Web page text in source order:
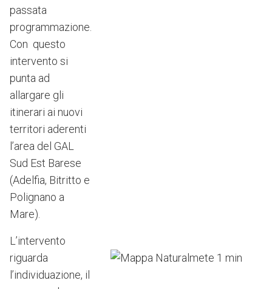
passata
programmazione.
Con questo
intervento si
punta ad
allargare gli
itinerari ai nuovi
territori aderenti
l’area del GAL
Sud Est Barese
(Adelfia, Bitritto e
Polignano a
Mare).
L’intervento
riguarda
l’individuazione, il